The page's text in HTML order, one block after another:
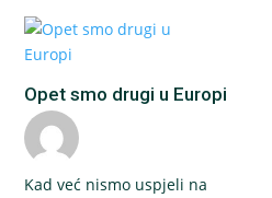
Opet smo drugi u Europi
Kad već nismo uspjeli na